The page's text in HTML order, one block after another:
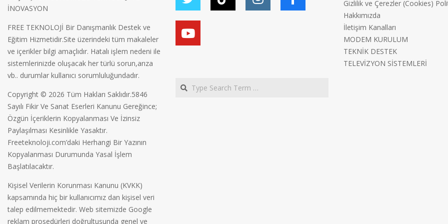
İNOVASYON
FREE TEKNOLOJİ Bir Danışmanlık Destek ve
Eğitim Hizmetidir.Site üzerindeki tüm makaleler
ve içerikler bilgi amaçlıdır. Hatalı işlem nedeni ile
sistemlerinizde oluşacak her türlü sorun,arıza
vb.. durumlar kullanıcı sorumluluğundadır.
Copyright © 2026 Tüm Hakları Saklıdır.5846
Sayılı Fikir Ve Sanat Eserleri Kanunu Gereğince;
Özgün İçeriklerin Kopyalanması Ve İzinsiz
Paylaşılması Kesinlikle Yasaktır.
Freeteknoloji.com’daki Herhangi Bir Yazının
Kopyalanması Durumunda Yasal İşlem
Başlatılacaktır.
Kişisel Verilerin Korunması Kanunu (KVKK)
kapsamında hiç bir kullanıcımız dan kişisel veri
talep edilmemektedir. Web sitemizde Google
reklam prosedürleri doğrultusunda genel ve
Search
Gizlilik ve Çerezler (Cookies)
Hakkımızda
İletişim Kanalları
MODEM KURULUM
TEKNİK DESTEK
TELEVİZYON SİSTEMLERİ